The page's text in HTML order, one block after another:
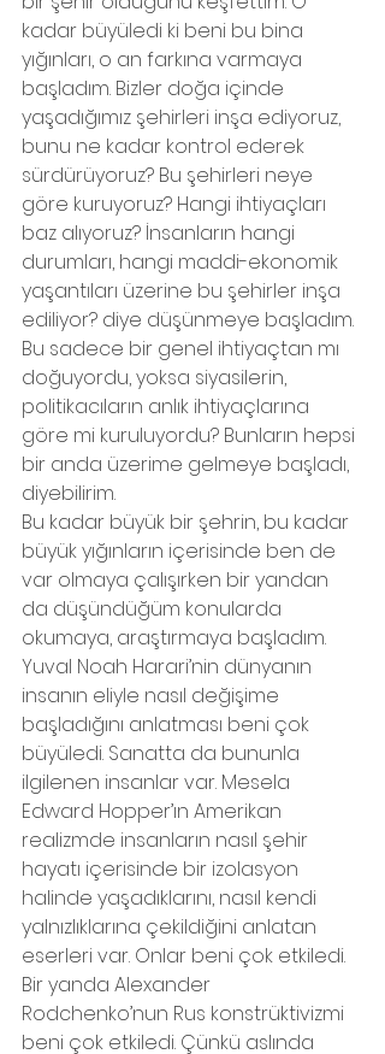
kadar büyüledi ki beni bu bina
yığınları, o an farkına varmaya
başladım. Bizler doğa içinde
yaşadığımız şehirleri inşa ediyoruz,
bunu ne kadar kontrol ederek
sürdürüyoruz? Bu şehirleri neye
göre kuruyoruz? Hangi ihtiyaçları
baz alıyoruz? İnsanların hangi
durumları, hangi maddi-ekonomik
yaşantıları üzerine bu şehirler inşa
ediliyor? diye düşünmeye başladım.
Bu sadece bir genel ihtiyaçtan mı
doğuyordu, yoksa siyasilerin,
politikacıların anlık ihtiyaçlarına
göre mi kuruluyordu? Bunların hepsi
bir anda üzerime gelmeye başladı,
diyebilirim.
Bu kadar büyük bir şehrin, bu kadar
büyük yığınların içerisinde ben de
var olmaya çalışırken bir yandan
da düşündüğüm konularda
okumaya, araştırmaya başladım.
Yuval Noah Harari’nin dünyanın
insanın eliyle nasıl değişime
başladığını anlatması beni çok
büyüledi. Sanatta da bununla
ilgilenen insanlar var. Mesela
Edward Hopper’ın Amerikan
realizmde insanların nasıl şehir
hayatı içerisinde bir izolasyon
halinde yaşadıklarını, nasıl kendi
yalnızlıklarına çekildiğini anlatan
eserleri var. Onlar beni çok etkiledi.
Bir yanda Alexander
Rodchenko’nun Rus konstrüktivizmi
beni çok etkiledi. Çünkü aslında